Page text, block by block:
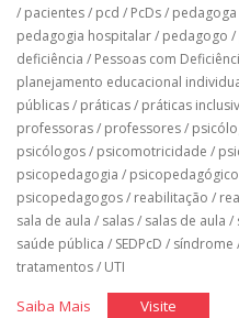
/ pacientes/ pcd / PcDs/ pedagoga
pedagogia hospitalar/ pedagogo /
deficiência / Pessoas com
planejamento educacional
públicas/ práticas/ práticas
professoras/ professores/
psicólogos/ psicomotricidade /
psicopedagogia / psicopedagógico
psicopedagogos/ reabilitação /
sala de aula / salas/ salas de aula /
saúde pública / SEDPcD / síndrome
tratamentos/ UTI
Saiba Mais"Classe Visite"Classe